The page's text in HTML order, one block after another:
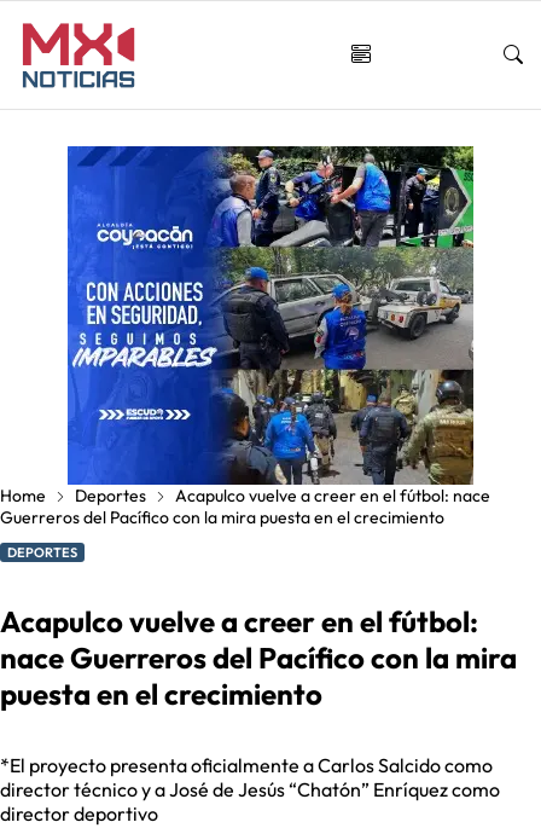
Home Deportes
Acapulco vuelve a creer en el fútbol: nace
Guerreros del Pacífico con la mira puesta en el crecimiento
DEPORTES
Acapulco vuelve a creer en el fútbol:
nace Guerreros del Pacífico con la mira
puesta en el crecimiento
*El proyecto presenta oficialmente a Carlos Salcido como
director técnico y a José de Jesús “Chatón” Enríquez como
director deportivo